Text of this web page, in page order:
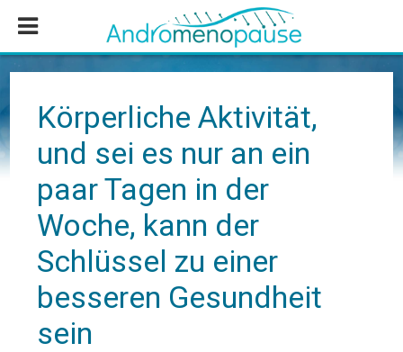
Inhalt
springen
Seitenspalte
springen
Fußzeile
springen
Körperliche Aktivität,
und sei es nur an ein
paar Tagen in der
Woche, kann der
Schlüssel zu einer
besseren Gesundheit
sein